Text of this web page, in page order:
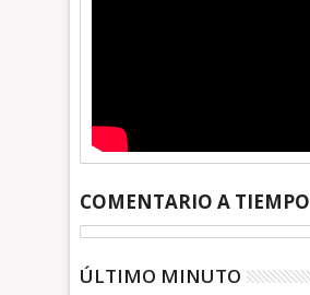
COMENTARIO A TIEMPO
ÚLTIMO MINUTO